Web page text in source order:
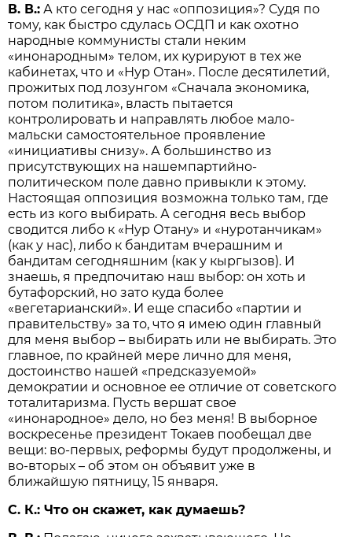
В. В.: А кто сегодня у нас «оппозиция»? Судя по
тому, как быстро сдулась ОСДП и как охотно
народные коммунисты стали неким
«инонародным» телом, их курируют в тех же
кабинетах, что и «Нур Отан». После десятилетий,
прожитых под лозунгом «Сначала экономика,
потом политика», власть пытается
контролировать и направлять любое мало-
мальски самостоятельное проявление
«инициативы снизу». А большинство из
присутствующих на нашемпартийно-
политическом поле давно привыкли к этому.
Настоящая оппозиция возможна только там, где
есть из кого выбирать. А сегодня весь выбор
сводится либо к «Нур Отану» и «нуротанчикам»
(как у нас), либо к бандитам вчерашним и
бандитам сегодняшним (как у кыргызов). И
знаешь, я предпочитаю наш выбор: он хоть и
бутафорский, но зато куда более
«вегетарианский». И еще спасибо «партии и
правительству» за то, что я имею один главный
для меня выбор – выбирать или не выбирать. Это
главное, по крайней мере лично для меня,
достоинство нашей «предсказуемой»
демократии и основное ее отличие от советского
тоталитаризма. Пусть вершат свое
«инонародное» дело, но без меня! В выборное
воскресенье президент Токаев пообещал две
вещи: во-первых, реформы будут продолжены, и
во-вторых – об этом он объявит уже в
ближайшую пятницу, 15 января.
С. К.: Что он скажет, как думаешь?